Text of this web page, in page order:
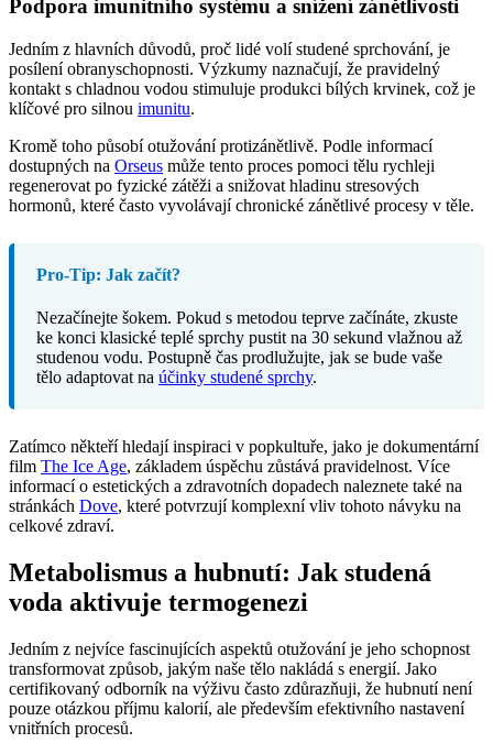
Podpora imunitního systému a snížení zánětlivosti
Jedním z hlavních důvodů, proč lidé volí studené sprchování, je
posílení obranyschopnosti. Výzkumy naznačují, že pravidelný
kontakt s chladnou vodou stimuluje produkci bílých krvinek, což je
klíčové pro silnou imunitu.
Kromě toho působí otužování protizánětlivě. Podle informací
dostupných na Orseus může tento proces pomoci tělu rychleji
regenerovat po fyzické zátěži a snižovat hladinu stresových
hormonů, které často vyvolávají chronické zánětlivé procesy v těle.
Pro-Tip: Jak začít?
Nezačínejte šokem. Pokud s metodou teprve začínáte, zkuste
ke konci klasické teplé sprchy pustit na 30 sekund vlažnou až
studenou vodu. Postupně čas prodlužujte, jak se bude vaše
tělo adaptovat na účinky studené sprchy.
Zatímco někteří hledají inspiraci v popkultuře, jako je dokumentární
film The Ice Age, základem úspěchu zůstává pravidelnost. Více
informací o estetických a zdravotních dopadech naleznete také na
stránkách Dove, které potvrzují komplexní vliv tohoto návyku na
celkové zdraví.
Metabolismus a hubnutí: Jak studená
voda aktivuje termogenezi
Jedním z nejvíce fascinujících aspektů otužování je jeho schopnost
transformovat způsob, jakým naše tělo nakládá s energií. Jako
certifikovaný odborník na výživu často zdůrazňuji, že hubnutí není
pouze otázkou příjmu kalorií, ale především efektivního nastavení
vnitřních procesů.